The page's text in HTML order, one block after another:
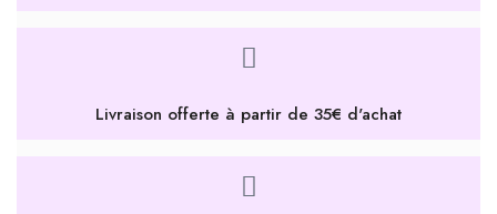
Livraison offerte à partir de 35€ d'achat